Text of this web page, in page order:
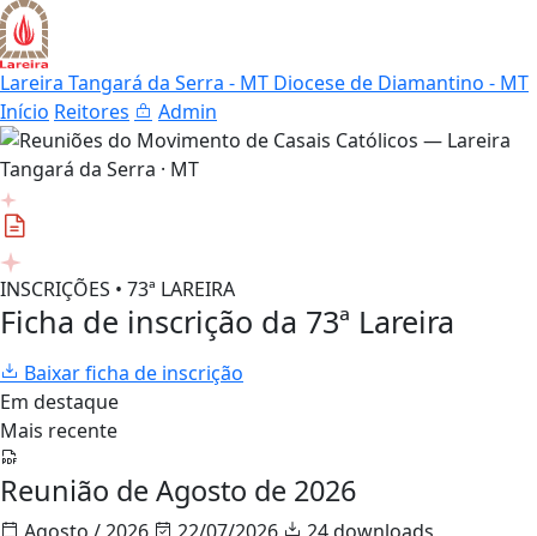
Lareira Tangará da Serra - MT Diocese de Diamantino - MT
Início Reitores Admin
INSCRIÇÕES • 73ª LAREIRA
Ficha de inscrição da 73ª Lareira
Baixar ficha de inscrição
Em destaque
Mais recente
Reunião de Agosto de 2026